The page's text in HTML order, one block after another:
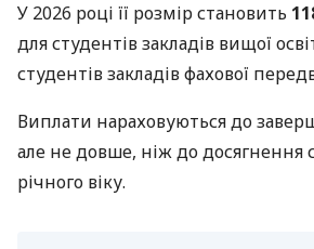
У 2026 році її розмір становить
для студентів закладів вищої
студентів закладів фахової
Виплати нараховуються до
але не довше, ніж до досягнення
річного віку.